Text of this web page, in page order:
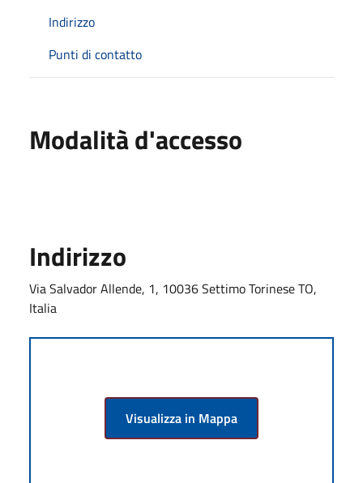
Indirizzo
Punti di contatto
Modalità d'accesso
Indirizzo
Via Salvador Allende, 1, 10036 Settimo Torinese TO,
Italia
Visualizza in Mappa